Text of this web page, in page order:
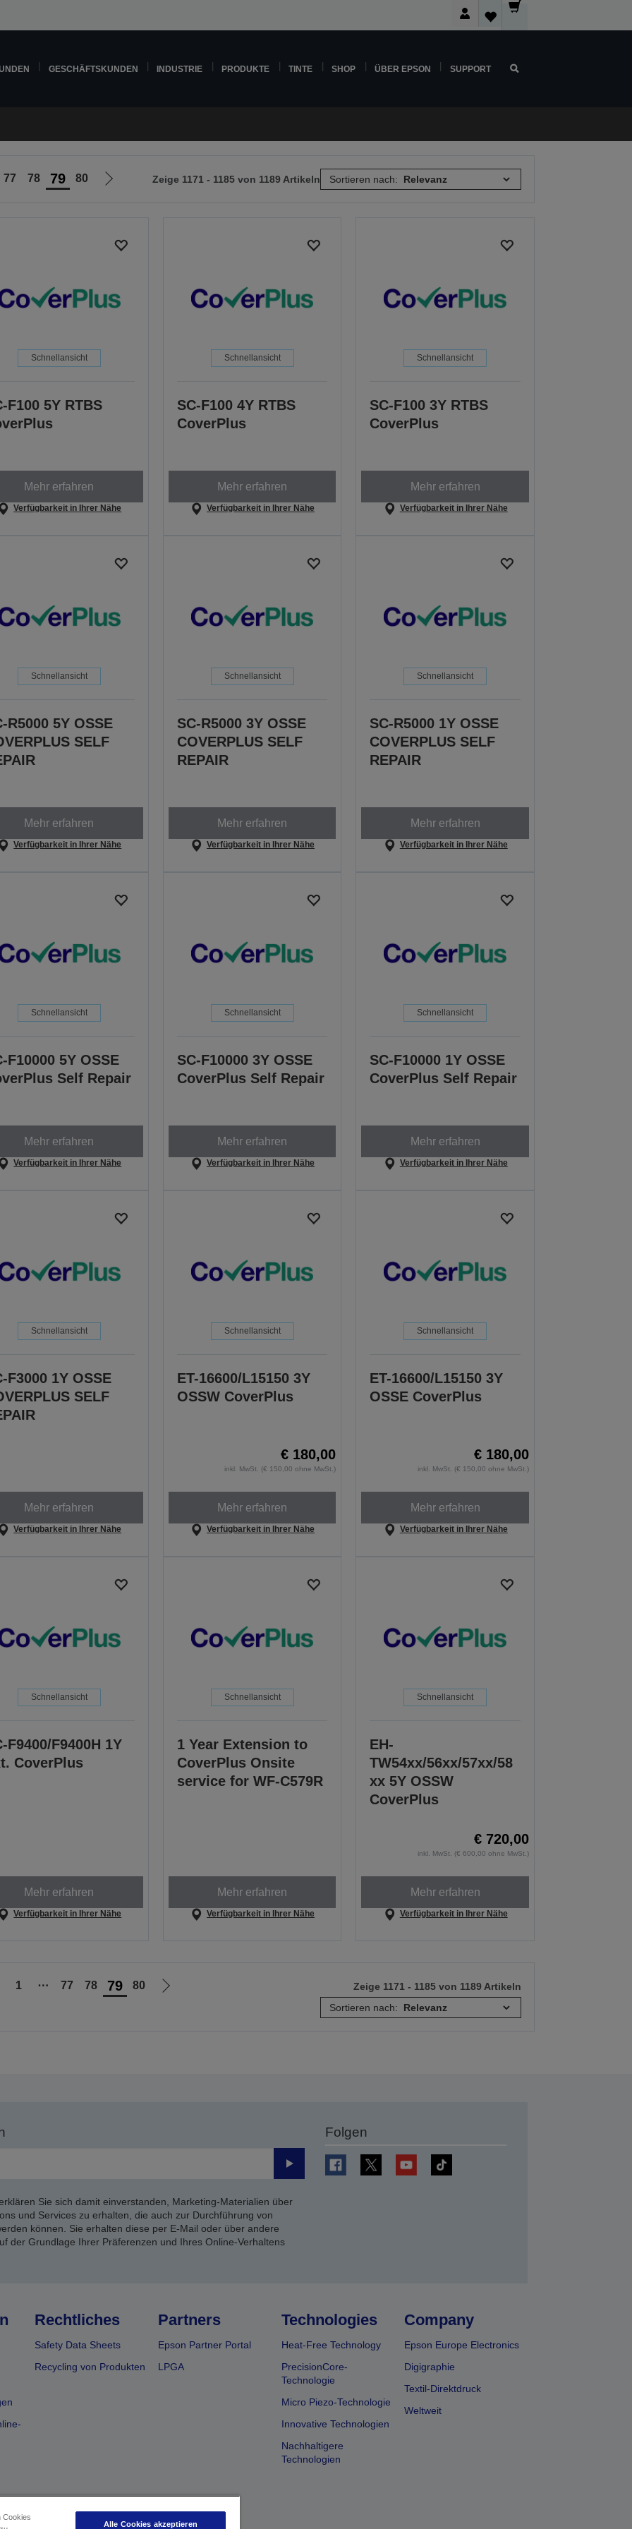
GESCHÄFTSKUNDEN INDUSTRIE PRODUKTE TINTE SHOP ÜBER EPSON SUPPORT
77 78 79 80
Zur
Zeige 1171 - 1185 von 1189 Artikeln Sortieren nach:
Schnellansicht
F100 5Y RTBS
Mehr erfahren
Verfügbarkeit in Ihrer Nähe
Schnellansicht
SC-F100 4Y RTBS
CoverPlus
Mehr erfahren
Verfügbarkeit in Ihrer Nähe
Schnellansicht
SC-F100 3Y RTBS
CoverPlus
Mehr erfahren
Verfügbarkeit in Ihrer Nähe
Schnellansicht
R5000 5Y OSSE
SELF
Mehr erfahren
Verfügbarkeit in Ihrer Nähe
Schnellansicht
SC-R5000 3Y OSSE
COVERPLUS SELF
REPAIR
Mehr erfahren
Verfügbarkeit in Ihrer Nähe
Schnellansicht
SC-R5000 1Y OSSE
COVERPLUS SELF
REPAIR
Mehr erfahren
Verfügbarkeit in Ihrer Nähe
Schnellansicht
F10000 5Y OSSE
Self Repair
Mehr erfahren
Verfügbarkeit in Ihrer Nähe
Schnellansicht
SC-F10000 3Y OSSE
CoverPlus Self Repair
Mehr erfahren
Verfügbarkeit in Ihrer Nähe
Schnellansicht
SC-F10000 1Y OSSE
CoverPlus Self Repair
Mehr erfahren
Verfügbarkeit in Ihrer Nähe
Schnellansicht
F3000 1Y OSSE
SELF
Mehr erfahren
Verfügbarkeit in Ihrer Nähe
Schnellansicht
ET-16600/L15150 3Y
OSSW CoverPlus
€ 180,00
inkl. MwSt. (€ 150,00 ohne MwSt.)
Mehr erfahren
Verfügbarkeit in Ihrer Nähe
Schnellansicht
ET-16600/L15150 3Y
OSSE CoverPlus
€ 180,00
inkl. MwSt. (€ 150,00 ohne MwSt.)
Mehr erfahren
Verfügbarkeit in Ihrer Nähe
Schnellansicht
F9400/F9400H 1Y
CoverPlus
Mehr erfahren
Verfügbarkeit in Ihrer Nähe
Schnellansicht
1 Year Extension to
CoverPlus Onsite
service for WF-C579R
Mehr erfahren
Verfügbarkeit in Ihrer Nähe
Schnellansicht
EH-
TW54xx/56xx/57xx/58
xx 5Y OSSW
CoverPlus
€ 720,00
inkl. MwSt. (€ 600,00 ohne MwSt.)
Mehr erfahren
Verfügbarkeit in Ihrer Nähe
1 ⋯ 77 78 79 80
Zur
Zeige 1171 - 1185 von 1189 Artikeln
Sortieren nach:
Senden
Sie sich damit einverstanden, Marketing-Materialien über
und Services zu erhalten, die auch zur Durchführung von
können. Sie erhalten diese per E-Mail oder über andere
der Grundlage Ihrer Präferenzen und Ihres Online-Verhaltens
Folgen
Rechtliches
Safety Data Sheets
Recycling von Produkten
Partners
Epson Partner Portal
LPGA
Technologies
Heat-Free Technology
PrecisionCore-
Technologie
Micro Piezo-Technologie
Innovative Technologien
Nachhaltigere
Technologien
Company
Epson Europe Electronics
Digigraphie
Textil-Direktdruck
Weltweit
Cookies
Alle Cookies akzeptieren